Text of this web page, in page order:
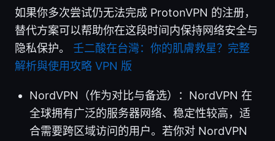
如果你多次尝试仍无法完成 ProtonVPN 的注册，
替代方案可以帮助你在这段时间内保持网络安全与
隐私保护。 壬二酸在台灣：你的肌膚救星？完整
解析與使用攻略 VPN 版
NordVPN（作为对比与备选）：NordVPN 在
全球拥有广泛的服务器网络、稳定性较高，适
合需要跨区域访问的用户。若你对 NordVPN